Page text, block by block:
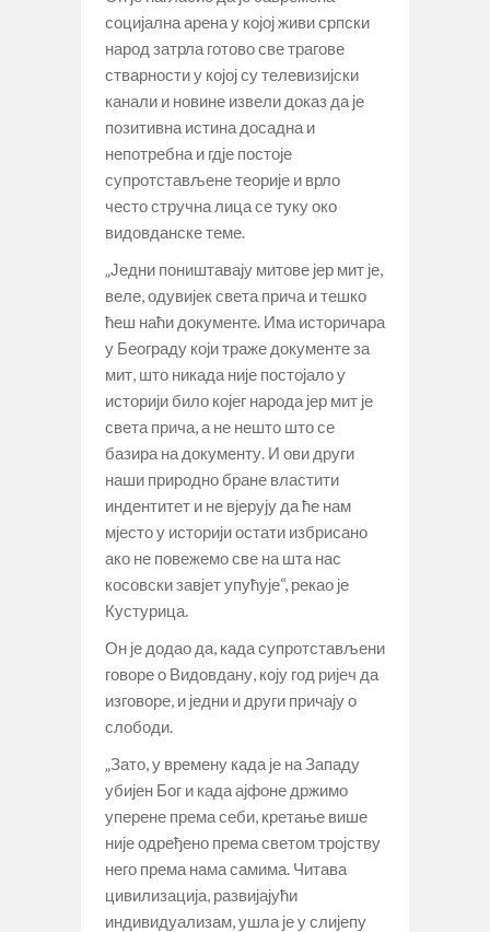
социјална арена у којој живи српски
народ затрла готово све трагове
стварности у којој су телевизијски
канали и новине извели доказ да је
позитивна истина досадна и
непотребна и гдје постоје
супротстављене теорије и врло
често стручна лица се туку око
видовданске теме.
„Једни поништавају митове јер мит је,
веле, одувијек света прича и тешко
ћеш наћи документе. Има историчара
у Београду који траже документе за
мит, што никада није постојало у
историји било којег народа јер мит је
света прича, а не нешто што се
базира на документу. И ови други
наши природно бране властити
индентитет и не вјерују да ће нам
мјесто у историји остати избрисано
ако не повежемо све на шта нас
косовски завјет упућује“, рекао је
Кустурица.
Он је додао да, када супротстављени
говоре о Видовдану, коју год ријеч да
изговоре, и једни и други причају о
слободи.
„Зато, у времену када је на Западу
убијен Бог и када ајфоне држимо
уперене према себи, кретање више
није одређено према светом тројству
него према нама самима. Читава
цивилизација, развијајући
индивидуализам, ушла је у слијепу